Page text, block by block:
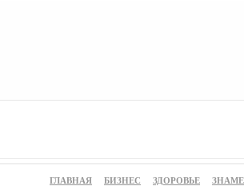
ГЛАВНАЯ БИЗНЕС ЗДОРОВЬЕ